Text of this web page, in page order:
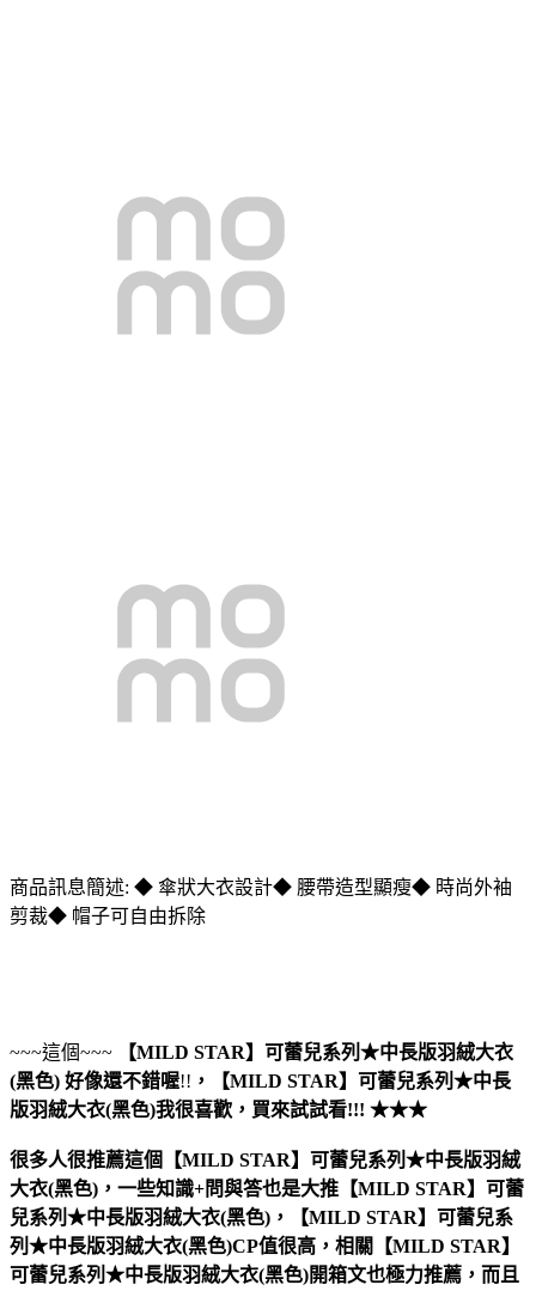
商品訊息簡述: ◆ 傘狀大衣設計◆ 腰帶造型顯瘦◆ 時尚外袖
剪裁◆ 帽子可自由拆除
~~~這個~~~
【MILD STAR】可蕾兒系列★中長版羽絨大衣
(黑色) 好像還不錯喔!! ，
【MILD STAR】可蕾兒系列★中長
版羽絨大衣(黑色)我很喜歡，買來試試看!!! ★★★
很多人很推薦這個【MILD STAR】可蕾兒系列★中長版羽絨
大衣(黑色)，一些知識+問與答也是大推【MILD STAR】可蕾
兒系列★中長版羽絨大衣(黑色)，【MILD STAR】可蕾兒系
列★中長版羽絨大衣(黑色)CP值很高，相關【MILD STAR】
可蕾兒系列★中長版羽絨大衣(黑色)開箱文也極力推薦，而且